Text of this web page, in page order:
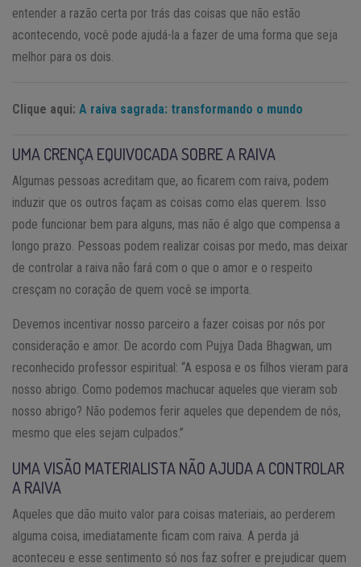
entender a razão certa por trás das coisas que não estão
acontecendo, você pode ajudá-la a fazer de uma forma que seja
melhor para os dois.
Clique aqui: A raiva sagrada: transformando o mundo
UMA CRENÇA EQUIVOCADA SOBRE A RAIVA
Algumas pessoas acreditam que, ao ficarem com raiva, podem
induzir que os outros façam as coisas como elas querem. Isso
pode funcionar bem para alguns, mas não é algo que compensa a
longo prazo. Pessoas podem realizar coisas por medo, mas deixar
de controlar a raiva não fará com o que o amor e o respeito
cresçam no coração de quem você se importa.
Devemos incentivar nosso parceiro a fazer coisas por nós por
consideração e amor. De acordo com Pujya Dada Bhagwan, um
reconhecido professor espiritual: “A esposa e os filhos vieram para
nosso abrigo. Como podemos machucar aqueles que vieram sob
nosso abrigo? Não podemos ferir aqueles que dependem de nós,
mesmo que eles sejam culpados.”
UMA VISÃO MATERIALISTA NÃO AJUDA A CONTROLAR
A RAIVA
Aqueles que dão muito valor para coisas materiais, ao perderem
alguma coisa, imediatamente ficam com raiva. A perda já
aconteceu e esse sentimento só nos faz sofrer e prejudicar quem